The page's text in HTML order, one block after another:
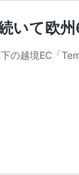
いて欧
の越境EC「